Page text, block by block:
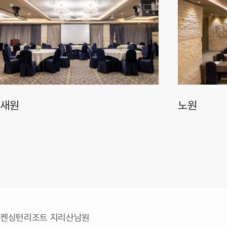
새원 노원
켄싱턴리조트 지리산남원